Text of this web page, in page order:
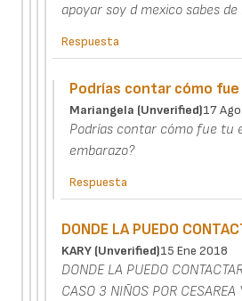
apoyar soy d mexico sabes
Respuesta
Podrías contar cómo
Mariangela (unverified)17
Podrías contar cómo fue tu
embarazo?
Respuesta
DONDE LA PUEDO
KARY (unverified)15 Ene 2018
DONDE LA PUEDO
CASO 3 NIÑOS POR CESAREA